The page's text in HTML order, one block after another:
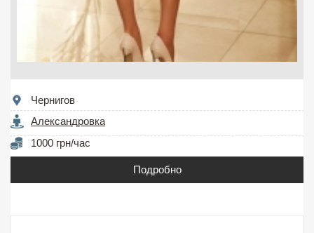
Чернигов
Александровка
1000 грн/час
Подробно